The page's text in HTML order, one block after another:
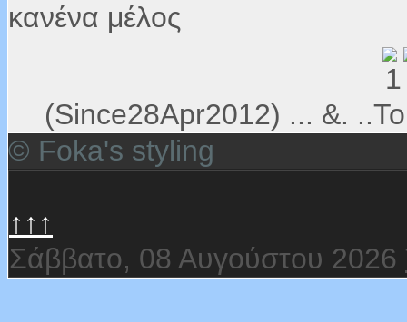
κανένα μέλος
(Since28Apr2012) ... &.
© Foka's styling
↑↑↑
Σάββατο, 08 Αυγούστου 2026